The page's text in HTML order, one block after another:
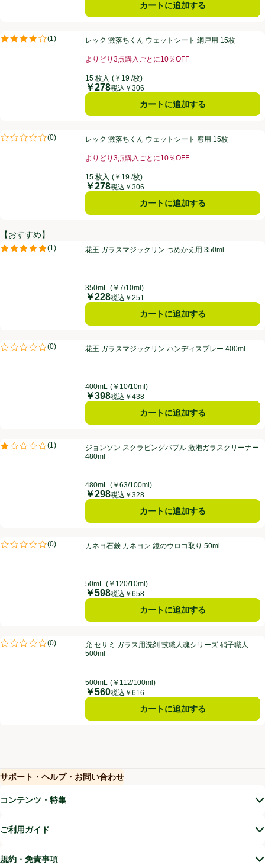
カートに追加する
レック 激落ちくん ウェットシート 網戸用 15枚
(1)
評価は1件のレビューで5点中4.0点。レック 激落ちくん ウェットシート 網戸用 15枚
よりどり3点購入ごとに10％OFF
15 枚入 (￥19 /枚)
価格
￥278税込￥306
カートに追加する
レック 激落ちくん ウェットシート 窓用 15枚
(0)
評価は0件のレビューで5点中0.0点。レック 激落ちくん ウェットシート 窓用 15枚
よりどり3点購入ごとに10％OFF
15 枚入 (￥19 /枚)
価格
￥278税込￥306
カートに追加する
【おすすめ】
花王 ガラスマジックリン つめかえ用 350ml
(1 )
評価は1件のレビューで5点中5.0点。花王 ガラスマジックリン つめかえ用 350ml
350mL (￥7/10ml)
価格
￥228税込￥251
カートに追加する
花王 ガラスマジックリン ハンディスプレー 400ml
(0)
評価は0件のレビューで5点中0.0点。花王 ガラスマジックリン ハンディスプレー 400ml
400mL (￥10/10ml)
価格
￥398税込￥438
カートに追加する
ジョンソン スクラビングバブル 激泡ガラスクリーナー 480ml
(1)
評価は1件のレビューで5点中1.0点。ジョンソン スクラビングバブル 激泡ガラスクリーナー
480ml
480mL (￥63/100ml)
価格
￥298税込￥328
カートに追加する
カネヨ石鹸 カネヨン 鏡のウロコ取り 50ml
(0)
評価は0件のレビューで5点中0.0点。カネヨ石鹸 カネヨン 鏡のウロコ取り 50ml
50mL (￥120/10ml)
価格
￥598税込￥658
カートに追加する
允 セサミ ガラス用洗剤 技職人魂シリーズ 硝子職人 500ml
(0)
評価は0件のレビューで5点中0.0点。允 セサミ ガラス用洗剤 技職人魂シリーズ 硝子職人
500ml
500mL (￥112/100ml)
価格
￥560税込￥616
カートに追加する
サポート・ヘルプ・お問い合わせ
(新しいウィンドウで開く)
コンテンツ・特集
ご利用ガイド
規約・免責事項